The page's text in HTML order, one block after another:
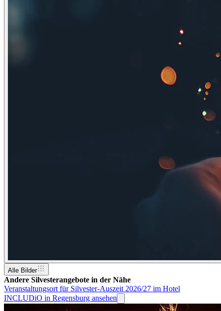
Alle Bilder
Andere Silvesterangebote in der Nähe
Veranstaltungsort für Silvester-Auszeit 2026/27 im Hotel
INCLUDiO in Regensburg ansehen